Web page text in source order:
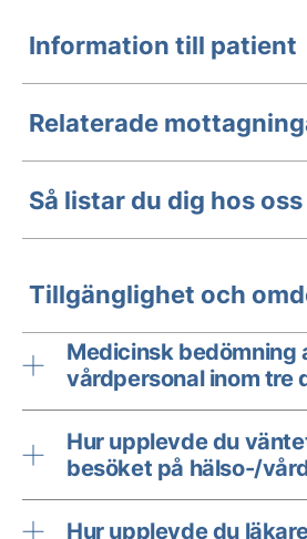
Information till patient
Relaterade
Så listar du dig hos oss
Tillgänglighet och
Medicinsk bedömning
vårdpersonal inom tre
Hur upplevde du
besöket på hälso-/
Hur upplevde du